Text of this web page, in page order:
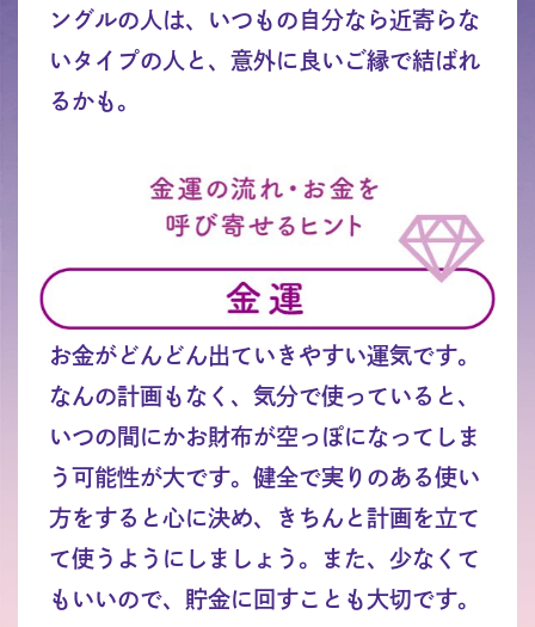
ングルの人は、いつもの自分なら近寄らな
いタイプの人と、意外に良いご縁で結ばれ
るかも。
お金がどんどん出ていきやすい運気です。
なんの計画もなく、気分で使っていると、
いつの間にかお財布が空っぽになってしま
う可能性が大です。健全で実りのある使い
方をすると心に決め、きちんと計画を立て
て使うようにしましょう。また、少なくて
もいいので、貯金に回すことも大切です。